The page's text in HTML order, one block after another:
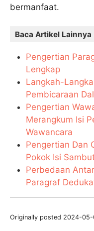
bermanfaat.
Baca Artikel Lainnya
Pengertian
Lengkap
Langkah-
Pembicaraan
Pengertian
Merangkum Isi
Wawancara
Pengertian Dan
Pokok Isi
Perbedaan
Paragraf
Originally posted 2024-05-